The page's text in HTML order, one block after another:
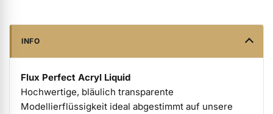
Verpackungen & Verkaufshilfen anzeigen
Kundenpräsente anzeigen
INFO
Flux Perfect Acryl Liquid
Hochwertige, bläulich transparente
Modellierflüssigkeit ideal abgestimmt auf unsere